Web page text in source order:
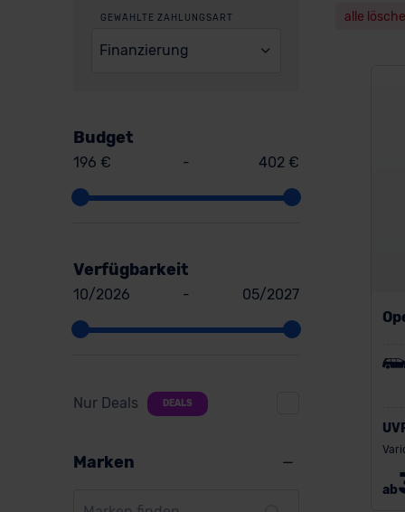
GEWÄHLTE ZAHLUNGSART
Finanzierung
Budget
196 € - 402 €
Verfügbarkeit
10/2026 - 05/2027
Nur Deals DEALS
Marken
alle
ab